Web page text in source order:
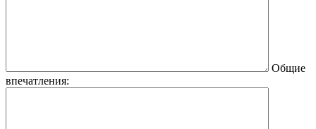
Общие
впечатления: